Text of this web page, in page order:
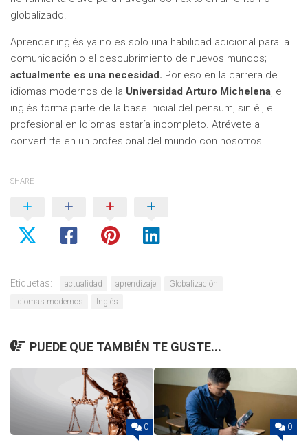
globalizado.
Aprender inglés ya no es solo una habilidad adicional para la
comunicación o el descubrimiento de nuevos mundos;
actualmente es una necesidad. Por eso en la carrera de
idiomas modernos de la Universidad Arturo Michelena, el
inglés forma parte de la base inicial del pensum, sin él, el
profesional en Idiomas estaría incompleto. Atrévete a
convertirte en un profesional del mundo con nosotros.
SHARE
Etiquetas: actualidad aprendizaje
Globalización
Idiomas modernos
Inglés
PUEDE QUE TAMBIÉN TE GUSTE...
0 0